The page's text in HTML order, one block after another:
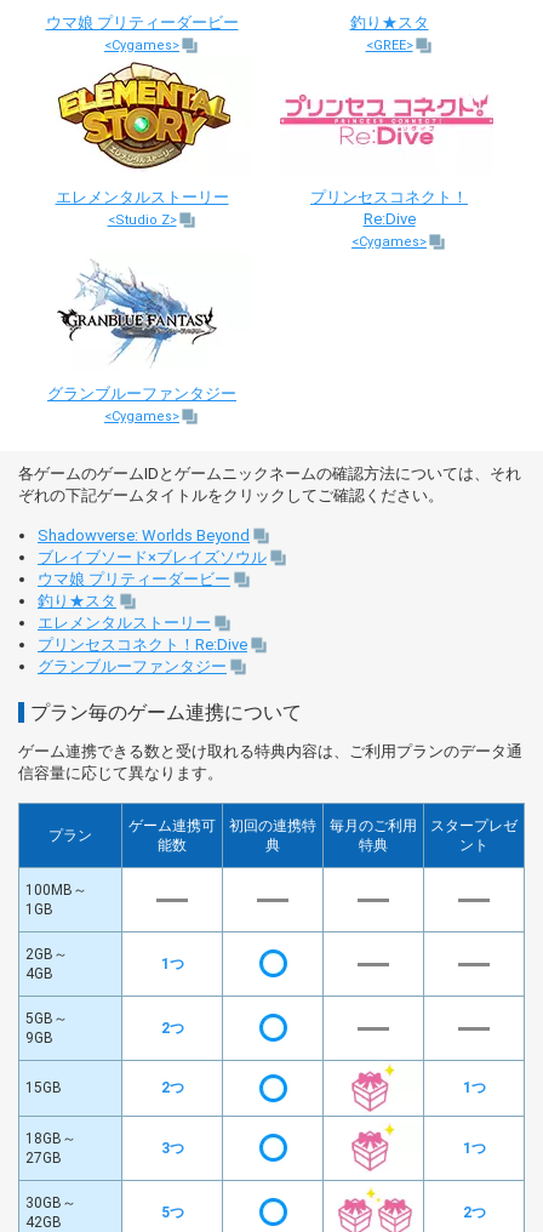
ウマ娘 プリティーダービー
<Cygames>
釣り★スタ
<GREE>
エレメンタルストーリー
<Studio Z>
プリンセスコネクト！
Re:Dive
<Cygames>
グランブルーファンタジー
<Cygames>
各ゲームのゲームIDとゲームニックネームの確認方法については、それ
ぞれの下記ゲームタイトルをクリックしてご確認ください。
Shadowverse: Worlds Beyond
ブレイブソード×ブレイズソウル
ウマ娘 プリティーダービー
釣り★スタ
エレメンタルストーリー
プリンセスコネクト！Re:Dive
グランブルーファンタジー
プラン毎のゲーム連携について
ゲーム連携できる数と受け取れる特典内容は、ご利用プランのデータ通
信容量に応じて異なります。
プラン
ゲーム連携可
能数
初回の連携特
典
毎月のご利用
特典
スタープレゼ
ント
100MB～
1GB
2GB～
4GB
1つ
5GB～
9GB
2つ
15GB 2つ 1つ
18GB～
27GB
3つ 1つ
30GB～
42GB
5つ 2つ